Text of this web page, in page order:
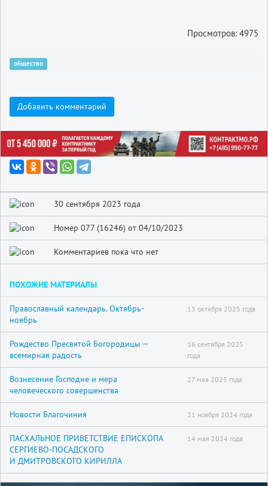
Просмотров: 4975
общество
Добавить комментарий
30 сентября 2023 года
Номер 077 (16246) от 04/10/2023
Комментариев пока что нет
ПОХОЖИЕ МАТЕРИАЛЫ
Православный календарь. Октябрь-
ноябрь
13 октября 2025 года
Рождество Пресвятой Богородицы —
всемирная радость
16 сентября 2025
года
Вознесение Господне и мера
человеческого совершенства
27 мая 2025 года
Новости Благочиния 21 ноября 2024 года
ПАСХАЛЬНОЕ ПРИВЕТСТВИЕ ЕПИСКОПА
СЕРГИЕВО-ПОСАДСКОГО
И ДМИТРОВСКОГО КИРИЛЛА
14 мая 2024 года